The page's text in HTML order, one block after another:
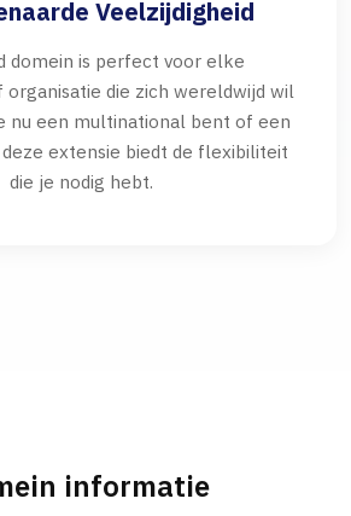
Veelzijdigheid
domein is perfect voor elke
die zich wereldwijd wil
nu een multinational bent of een
extensie biedt de flexibiliteit
die je nodig hebt.
informatie